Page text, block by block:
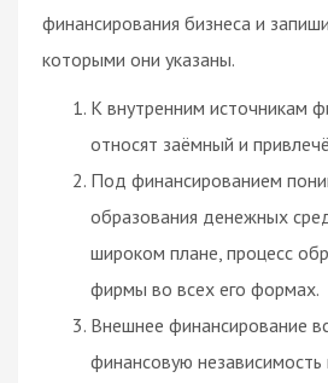
финансирования бизнеса и
которыми они указаны.
К внутренним источникам
относят заёмный и
Под финансированием
образования денежных
широком плане, процесс
фирмы во всех его формах.
Внешнее финансирование
финансовую независимость